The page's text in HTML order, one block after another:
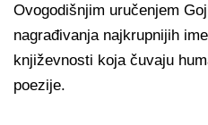
Ovogodišnjim uručenjem
nagrađivanja najkrupnijih
književnosti koja čuvaju
poezije.